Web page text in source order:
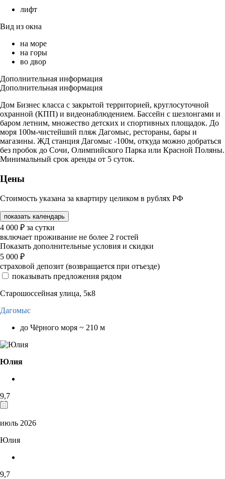
лифт
Вид из окна
на море
на горы
во двор
Дополнительная информация
Дополнительная информация
Дом Бизнес класса с закрытой территорией, круглосуточной
охранной (КПП) и видеонаблюдением. Бассейн с шезлонгами и
баром летним, множество детских и спортивных площадок. До
моря 100м-чистейший пляж Дагомыс, рестораны, бары и
магазины. ЖД станция Дагомыс -100м, откуда можно добраться
без пробок до Сочи, Олимпийского Парка или Красной Поляны.
Минимальный срок аренды от 5 суток.
Цены
Стоимость указана за квартиру целиком в рублях РФ
показать календарь
4 000 ₽ за сутки
включает проживание не более 2 гостей
Показать дополнительные условия и скидки
5 000 ₽
страховой депозит (возвращается при отъезде)
показывать предложения рядом
Старошоссейная улица, 5к8
Дагомыс
до Чёрного моря ~ 210 м
Юлия
9,7
июль 2026
Юлия
9,7